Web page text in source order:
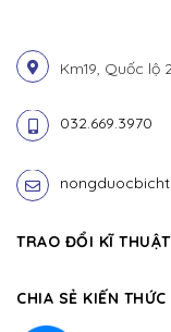
Km19, Quốc lộ
032.669.3970
TRAO ĐỔI KĨ THUẬT
CHIA SẺ KIẾN